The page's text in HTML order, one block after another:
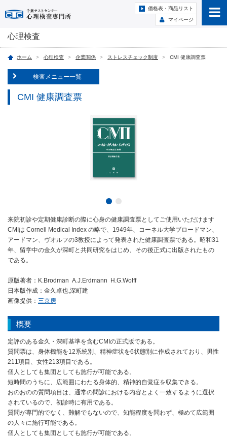
価格表・商品リスト
マイページ
心理検査
ホーム 心理検査 企業関係 ストレスチェック制度 CMI 健康調査票
検査メニュー一覧
CMI 健康調査票
来院初診や定期健康診断の際に心身の健康調査票としてご使用いただけます
CMIは Cornell Medical Index の略で、1949年、コーネル大学ブロードマン、
アードマン、ヴオルフの3教授によって発表された健康調査票である。昭和31
年、留学中の金久が深町と共同研究をはじめ、その後正式に出版されたもの
である。
原版著者：K.Brodman A.J.Erdmann H.G.Wolff
日本版作成：金久卓也,深町建
画像提供： 三京房
概要
定評のある金久・深町基準を含むCMIの正式版である。
質問票は、身体機能を12系統別、精神症状を6状態別に作成されており、男性
211項目、女性213項目である。
個人としても集団としても施行が可能である。
短時間のうちに、広範囲にわたる身体的、精神的自覚症を収集できる。
おのおのの質問項目は、通常の問診における内容とよく一致するように選択
されているので、初診時に有用である。
質問が専門的でなく、難解でもないので、知能程度を問わず、極めて広範囲
の人々に施行可能である。
個人としても集団としても施行が可能である。